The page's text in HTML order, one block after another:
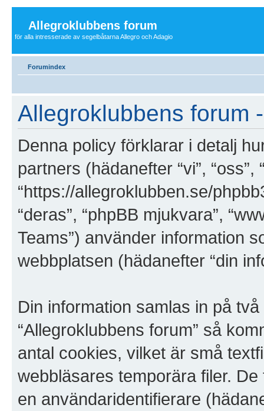
Allegroklubbens forum
för alla intresserade av segelbåtarna Allegro och Adagio
Forumindex
Allegroklubbens forum
Denna policy förklarar i detalj
partners (hädanefter “vi”, “oss”,
“https://allegroklubben.se/
“deras”, “phpBB mjukvara”,
Teams”) använder information
webbplatsen (hädanefter “din
Din information samlas in på
“Allegroklubbens forum” så
antal cookies, vilket är små
webbläsares temporära filer.
en användaridentifierare